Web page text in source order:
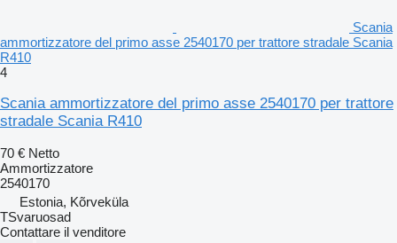
Scania
ammortizzatore del primo asse 2540170 per trattore stradale Scania
R410
4
Scania ammortizzatore del primo asse 2540170 per trattore
stradale Scania R410
70 € Netto
Ammortizzatore
2540170
Estonia, Kõrveküla
TSvaruosad
Contattare il venditore